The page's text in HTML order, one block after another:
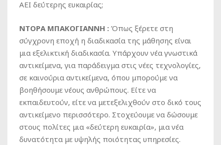
ΑΕΙ δεύτερης ευκαιρίας;
ΝΤΟΡΑ ΜΠΑΚΟΓΙΑΝΝΗ : Όπως ξέρετε στη
σύγχρονη εποχή η διαδικασία της μάθησης είναι
μια εξελικτική διαδικασία. Υπάρχουν νέα γνωστικά
αντικείμενα, για παράδειγμα στις νέες τεχνολογίες,
σε καινούρια αντικείμενα, όπου μπορούμε να
βοηθήσουμε νέους ανθρώπους. Είτε να
εκπαιδευτούν, είτε να μετεξελιχθούν στο δικό τους
αντικείμενο περισσότερο. Στοχεύουμε να δώσουμε
στους πολίτες μια «δεύτερη ευκαιρία», μια νέα
δυνατότητα με υψηλής ποιότητας υπηρεσίες.